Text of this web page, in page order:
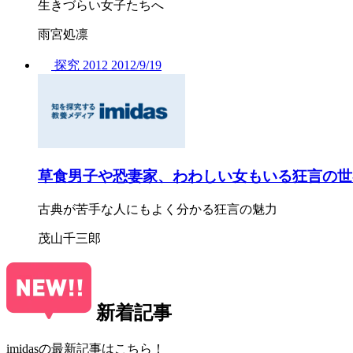
生きづらい女子たちへ
雨宮処凛
探究 2012 2012/9/19
草食男子や恐妻家、わわしい女もいる狂言の
古典が苦手な人にもよく分かる狂言の魅力
茂山千三郎
新着記事
imidasの最新記事はこちら！